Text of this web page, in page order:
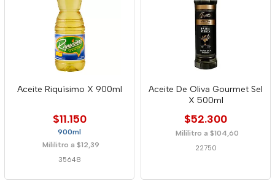
Aceite Riquísimo X 900ml
$11.150
900ml
Mililitro a $12,39
35648
Aceite De Oliva Gourmet Sel
X 500ml
$52.300
Mililitro a $104,60
22750